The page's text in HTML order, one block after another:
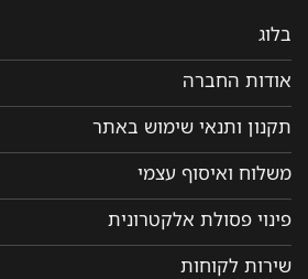
בלוג
אודות החברה
תקנון ותנאי שימוש באתר
משלוח ואיסוף עצמי
פינוי פסולת אלקטרונית
שירות לקוחות